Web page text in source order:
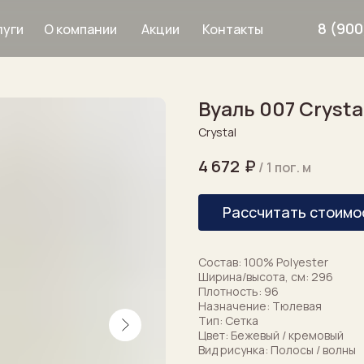
8 900 633 64 88
8
О компании
Дизайнерам
Контакты
Акции
Вуаль 007
Crystal
4 672 ₽ / 1 пог. м
Рассчитать
Состав: 100% Polyester
Ширина/высота, см: 296
Плотность: 96
Назначение: Тюлевая
Тип: Сетка
Цвет: Бежевый / кремовый
Вид рисунка: Полосы / волны